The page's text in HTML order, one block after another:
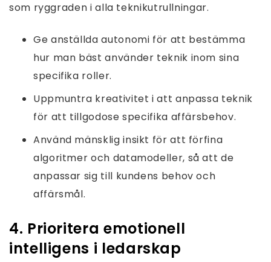
som ryggraden i alla teknikutrullningar.
Ge anställda autonomi för att bestämma
hur man bäst använder teknik inom sina
specifika roller.
Uppmuntra kreativitet i att anpassa teknik
för att tillgodose specifika affärsbehov.
Använd mänsklig insikt för att förfina
algoritmer och datamodeller, så att de
anpassar sig till kundens behov och
affärsmål.
4. Prioritera emotionell
intelligens i ledarskap